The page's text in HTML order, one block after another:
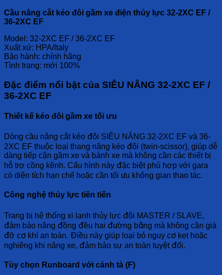
Cầu nâng cắt kéo đôi gầm xe điện thủy lực 32-2XC EF /
36-2XC EF
Model: 32-2XC EF / 36-2XC EF
Xuất xứ: HPA/Italy
Bảo hành: chính hãng
Tình trạng: mới 100%
Đặc điểm nổi bật của SIÊU NÂNG 32-2XC EF /
36-2XC EF
Thiết kế kéo đôi gầm xe tối ưu
Dòng cầu nâng cắt kéo đôi SIÊU NÂNG 32-2XC EF và 36-
2XC EF thuộc loại thang nâng kéo đôi (twin-scissor), giúp dễ
dàng tiếp cận gầm xe và bánh xe mà không cần các thiết bị
hỗ trợ cồng kềnh. Cấu hình này đặc biệt phù hợp với gara
có diện tích hạn chế hoặc cần tối ưu không gian thao tác.
Công nghệ thủy lực tiên tiến
Trang bị hệ thống xi lanh thủy lực đôi MASTER / SLAVE,
đảm bảo nâng đồng đều hai đường băng mà không cần giá
đỡ cơ khí an toàn. Điều này giúp loại bỏ nguy cơ kẹt hoặc
nghiêng khi nâng xe, đảm bảo sự an toàn tuyệt đối.
Tùy chọn Runboard với cánh tà (F)